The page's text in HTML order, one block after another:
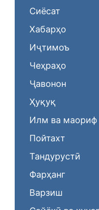
Сиёсат
Хабарҳо
Иҷтимоъ
Чеҳраҳо
Ҷавонон
Ҳуқуқ
Илм ва маориф
Пойтахт
Тандурустӣ
Фарҳанг
Варзиш